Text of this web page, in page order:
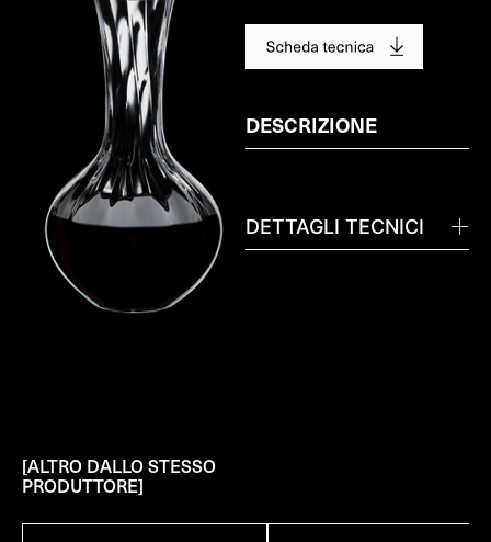
DESCRIZIONE
DETTAGLI TECNICI
[ALTRO DALLO STESSO
PRODUTTORE]